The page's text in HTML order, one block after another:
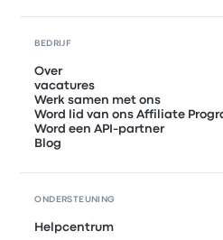
BEDRIJF
Over
vacatures
Werk samen met ons
Word lid van ons Affiliate
Word een API-partner
Blog
ONDERSTEUNING
Helpcentrum